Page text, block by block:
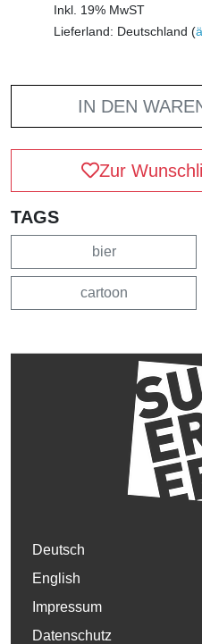
Inkl. 19% MwST
Lieferland: Deutschland (
IN DEN
Zur
TAGS
bier
cartoon
Deutsch
English
Impressum
Datenschutz